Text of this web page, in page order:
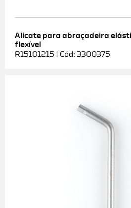
Alicate para abraçadeira
flexível
R15101215 | Cód: 3300375